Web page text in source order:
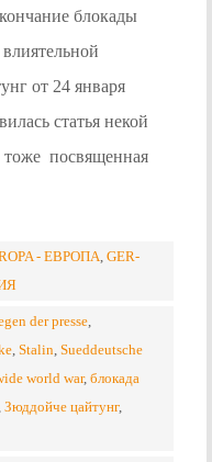
блокады
от 24 января
статья некой
тоже посвященная
- ЕВРОПА, GER-
der presse,
, Stalin, Sueddeutsche
world war, блокада
, Зюддойче цайтунг,